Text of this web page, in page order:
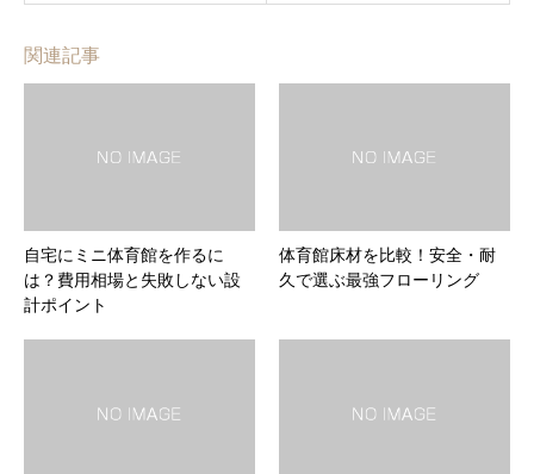
関連記事
自宅にミニ体育館を作るに
は？費用相場と失敗しない設
計ポイント
体育館床材を比較！安全・耐
久で選ぶ最強フローリング